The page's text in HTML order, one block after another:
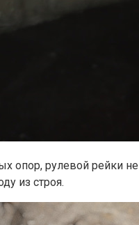
опор, рулевой рейки
из строя.